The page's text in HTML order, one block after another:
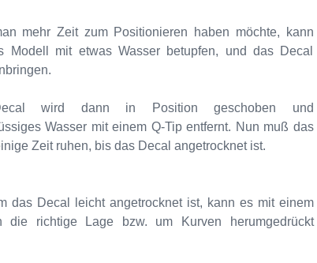
mehr Zeit zum Positionieren haben möchte, kann
Modell mit etwas Wasser betupfen, und das Decal
wird dann in Position geschoben und
Wasser mit einem Q-Tip entfernt. Nun muß das
Zeit ruhen, bis das Decal angetrocknet ist.
das Decal leicht angetrocknet ist, kann es mit einem
die richtige Lage bzw. um Kurven herumgedrückt